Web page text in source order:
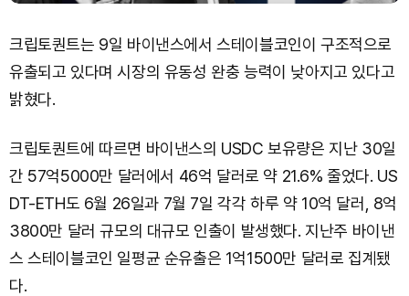
크립토퀀트는 9일 바이낸스에서 스테이블코인이 구조적으로
유출되고 있다며 시장의 유동성 완충 능력이 낮아지고 있다고
밝혔다.
크립토퀀트에 따르면 바이낸스의 USDC 보유량은 지난 30일
간 57억5000만 달러에서 46억 달러로 약 21.6% 줄었다. US
DT-ETH도 6월 26일과 7월 7일 각각 하루 약 10억 달러, 8억
3800만 달러 규모의 대규모 인출이 발생했다. 지난주 바이낸
스 스테이블코인 일평균 순유출은 1억1500만 달러로 집계됐
다.